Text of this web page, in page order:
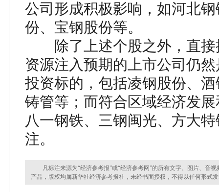
公司形成积极影响，如河北
份、宝钢股份等。
除了上述个股之外，直接
资源注入预期的上市公司仍
投资标的，包括凌钢股份、
铸管等；而符合区域经济发
八一钢铁、三钢闽光、方大
注。
凡标注来源为“经济参考报”或“经济参考网”的所有文字、图片、音视
产品，版权均属新华社经济参考报社，未经书面授权，不得以任何形式